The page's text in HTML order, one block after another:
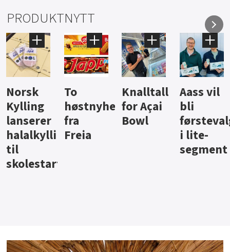
PRODUKTNYTT
Knalltall
for Açai
Bowl
Aass vil
bli
førstevalg
i lite-
Brus og
jus fra
Berentsen
Hard
iste fra
Hansa